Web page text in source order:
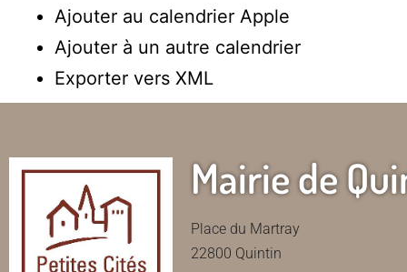
Ajouter au calendrier Apple
Ajouter à un autre calendrier
Exporter vers XML
Mairie de
Place du Martray
22800 Quintin